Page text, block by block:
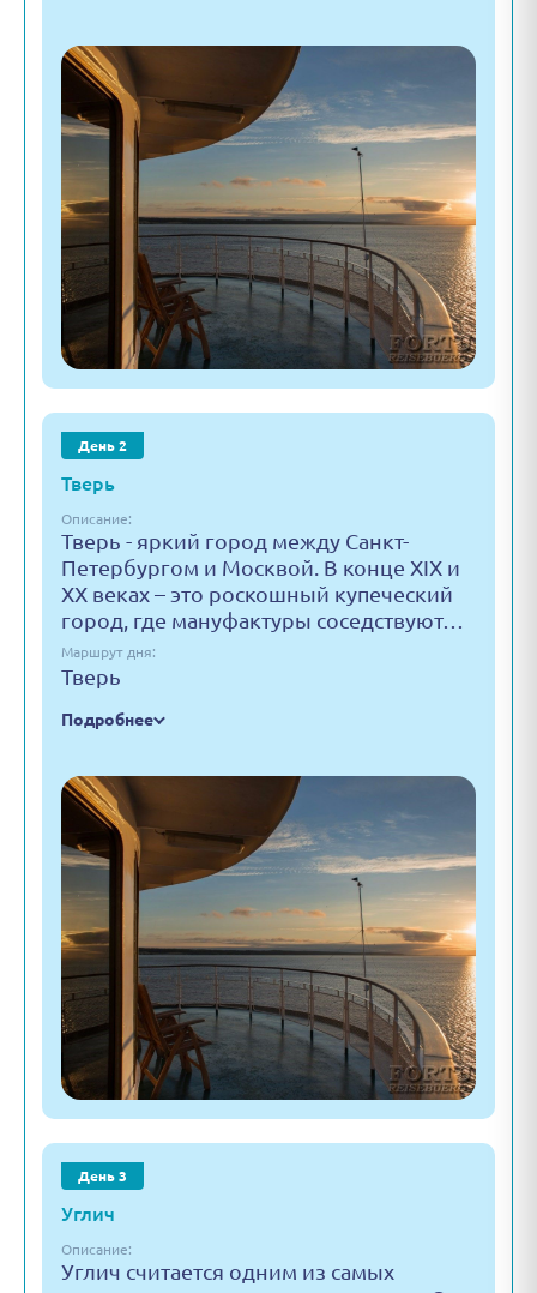
День 2
Тверь
Описание:
Тверь - яркий город между Санкт-
Петербургом и Москвой. В конце XIX и
XX веках – это роскошный купеческий
город, где мануфактуры соседствуют…
Маршрут дня:
Тверь
Подробнее
День 3
Углич
Описание:
Углич считается одним из самых